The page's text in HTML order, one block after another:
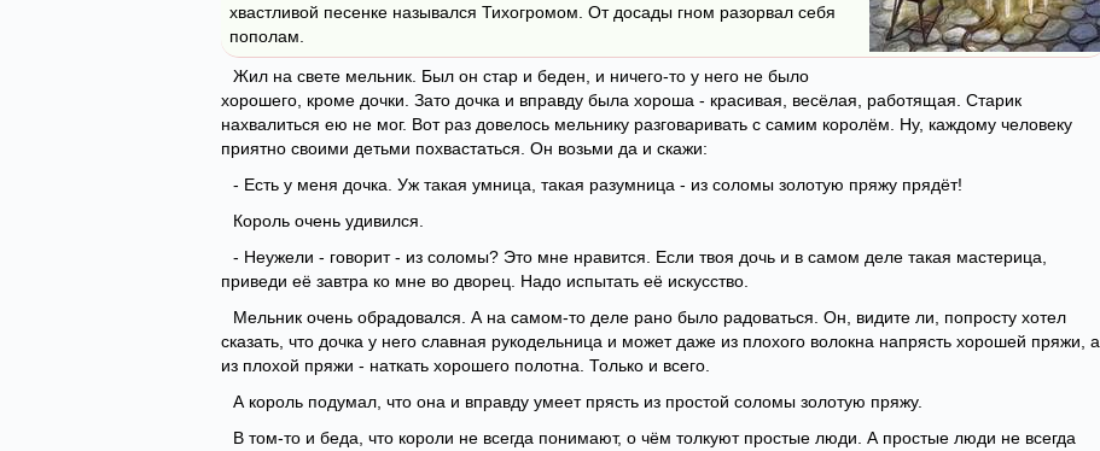
хвастливой песенке назывался Тихогромом. От досады гном разорвал себя
пополам.
Жил на свете мельник. Был он стар и беден, и ничего-то у него не было
хорошего, кроме дочки. Зато дочка и вправду была хороша - красивая, весёлая, работящая. Старик
нахвалиться ею не мог. Вот раз довелось мельнику разговаривать с самим королём. Ну, каждому человеку
приятно своими детьми похвастаться. Он возьми да и скажи:
- Есть у меня дочка. Уж такая умница, такая разумница - из соломы золотую пряжу прядёт!
Король очень удивился.
- Неужели - говорит - из соломы? Это мне нравится. Если твоя дочь и в самом деле такая мастерица,
приведи её завтра ко мне во дворец. Надо испытать её искусство.
Мельник очень обрадовался. А на самом-то деле рано было радоваться. Он, видите ли, попросту хотел
сказать, что дочка у него славная рукодельница и может даже из плохого волокна напрясть хорошей пряжи, а
из плохой пряжи - наткать хорошего полотна. Только и всего.
А король подумал, что она и вправду умеет прясть из простой соломы золотую пряжу.
В том-то и беда, что короли не всегда понимают, о чём толкуют простые люди. А простые люди не всегда